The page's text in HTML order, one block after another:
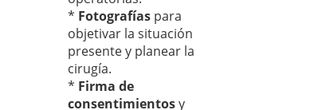
* Fotografías para
objetivar la situación
presente y planear la
cirugía.
* Firma de
consentimientosy